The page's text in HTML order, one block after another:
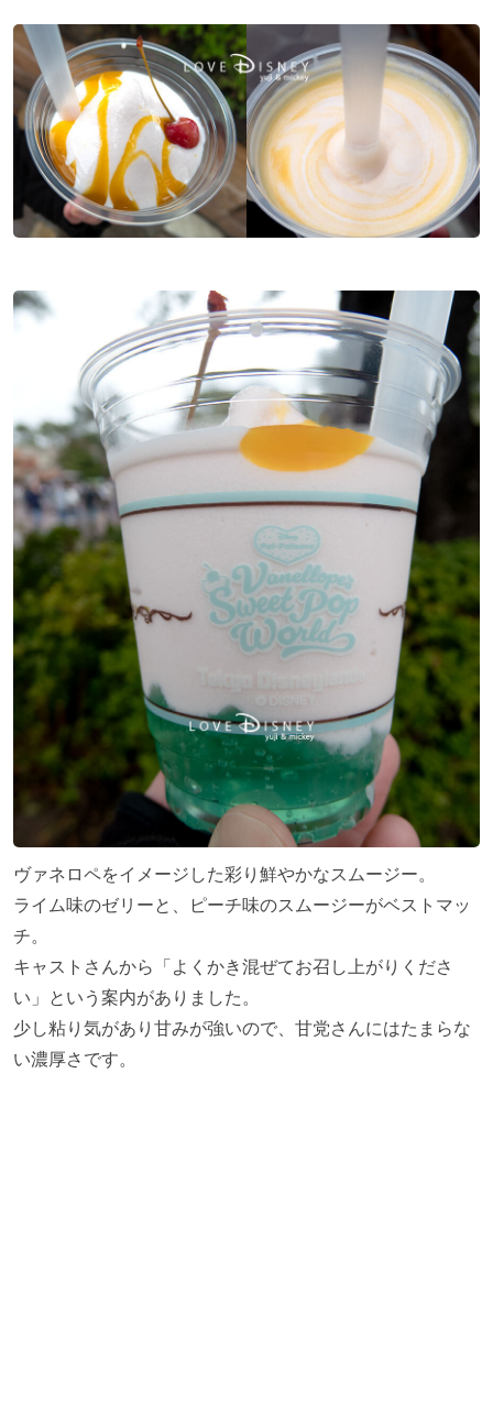
ヴァネロペをイメージした彩り鮮やかなスムージー。
ライム味のゼリーと、ピーチ味のスムージーがベストマッ
チ。
キャストさんから「よくかき混ぜてお召し上がりくださ
い」という案内がありました。
少し粘り気があり甘みが強いので、甘党さんにはたまらな
い濃厚さです。